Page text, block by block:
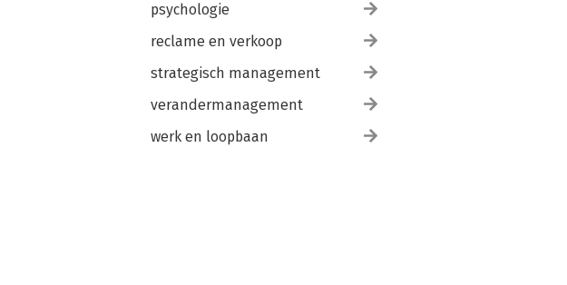
psychologie
reclame en verkoop
strategisch management
verandermanagement
werk en loopbaan